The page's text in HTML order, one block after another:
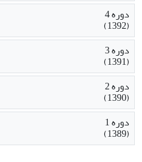
دوره 4
(1392)
دوره 3
(1391)
دوره 2
(1390)
دوره 1
(1389)